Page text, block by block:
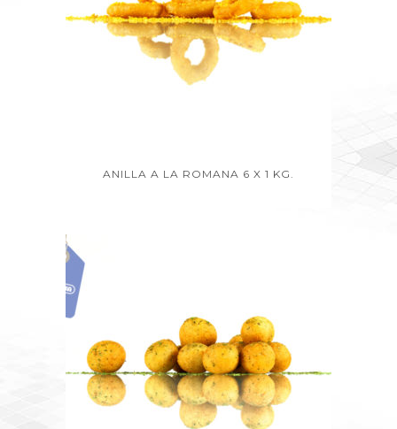
ANILLA A LA ROMANA 6 X 1 KG.